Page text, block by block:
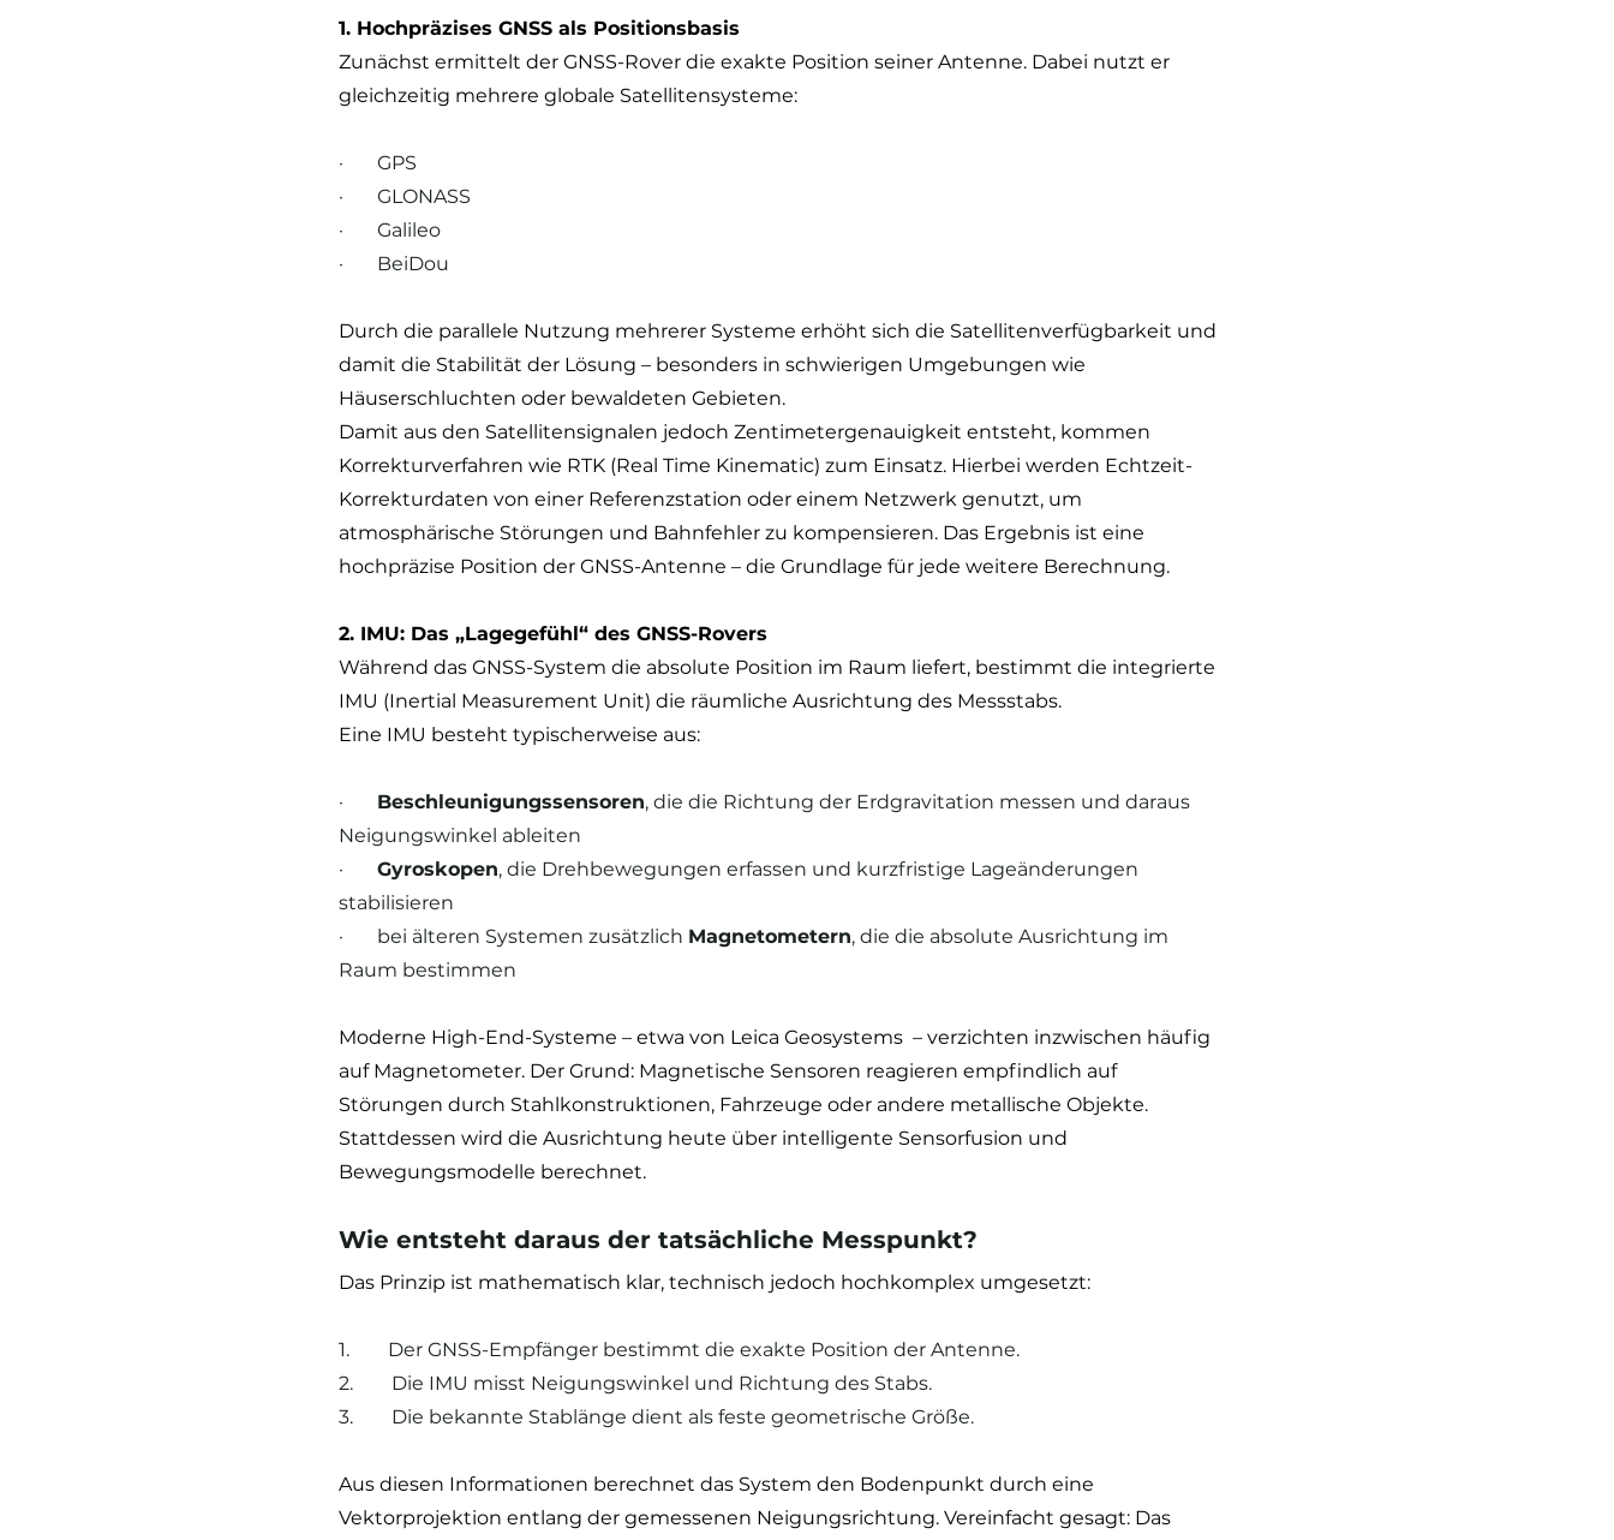
1. Hochpräzises GNSS als Positionsbasis
Zunächst ermittelt der GNSS-Rover die exakte Position seiner Antenne. Dabei nutzt er
gleichzeitig mehrere globale Satellitensysteme:
·       GPS
·       GLONASS
·       Galileo
·       BeiDou
Durch die parallele Nutzung mehrerer Systeme erhöht sich die Satellitenverfügbarkeit und
damit die Stabilität der Lösung – besonders in schwierigen Umgebungen wie
Häuserschluchten oder bewaldeten Gebieten.
Damit aus den Satellitensignalen jedoch Zentimetergenauigkeit entsteht, kommen
Korrekturverfahren wie RTK (Real Time Kinematic) zum Einsatz. Hierbei werden Echtzeit-
Korrekturdaten von einer Referenzstation oder einem Netzwerk genutzt, um
atmosphärische Störungen und Bahnfehler zu kompensieren. Das Ergebnis ist eine
hochpräzise Position der GNSS-Antenne – die Grundlage für jede weitere Berechnung.
2. IMU: Das „Lagegefühl“ des GNSS-Rovers
Während das GNSS-System die absolute Position im Raum liefert, bestimmt die integrierte
IMU (Inertial Measurement Unit) die räumliche Ausrichtung des Messstabs.
Eine IMU besteht typischerweise aus:
· Beschleunigungssensoren, die die Richtung der Erdgravitation messen und daraus
Neigungswinkel ableiten
· Gyroskopen, die Drehbewegungen erfassen und kurzfristige Lageänderungen
stabilisieren
·       bei älteren Systemen zusätzlich Magnetometern, die die absolute Ausrichtung im
Raum bestimmen
Moderne High-End-Systeme – etwa von Leica Geosystems  – verzichten inzwischen häufig
auf Magnetometer. Der Grund: Magnetische Sensoren reagieren empfindlich auf
Störungen durch Stahlkonstruktionen, Fahrzeuge oder andere metallische Objekte.
Stattdessen wird die Ausrichtung heute über intelligente Sensorfusion und
Bewegungsmodelle berechnet.
Wie entsteht daraus der tatsächliche Messpunkt?
Das Prinzip ist mathematisch klar, technisch jedoch hochkomplex umgesetzt:
1.        Der GNSS-Empfänger bestimmt die exakte Position der Antenne.
2.        Die IMU misst Neigungswinkel und Richtung des Stabs.
3.        Die bekannte Stablänge dient als feste geometrische Größe.
Aus diesen Informationen berechnet das System den Bodenpunkt durch eine
Vektorprojektion entlang der gemessenen Neigungsrichtung. Vereinfacht gesagt: Das